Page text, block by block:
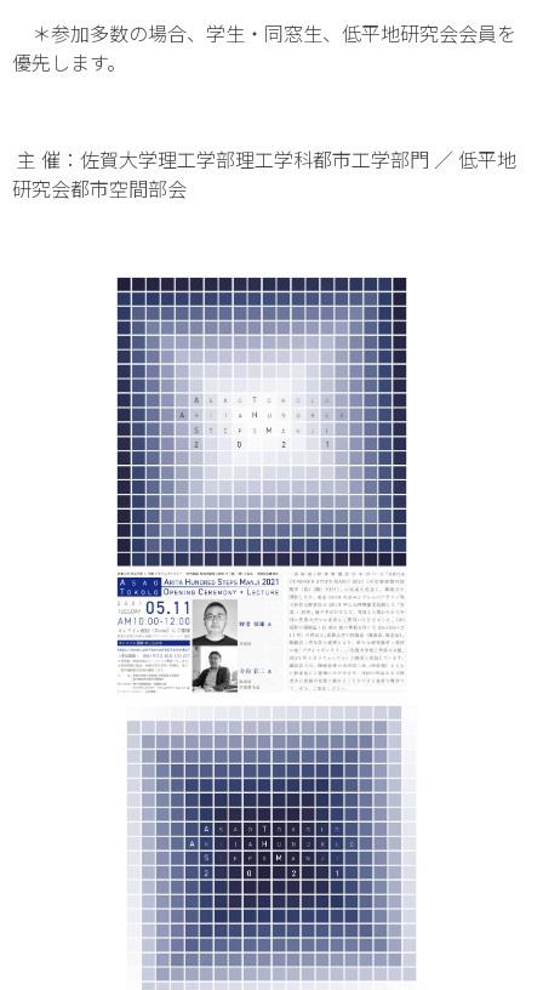
＊参加多数の場合、学生・同窓生、低平地研究会会員を
優先します。
主 催：佐賀大学理工学部理工学科都市工学部門 ／ 低平地
研究会都市空間部会